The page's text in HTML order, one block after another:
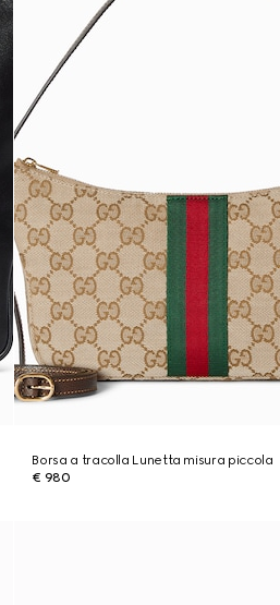
Borsa a tracolla Lunetta misura piccola
€ 980